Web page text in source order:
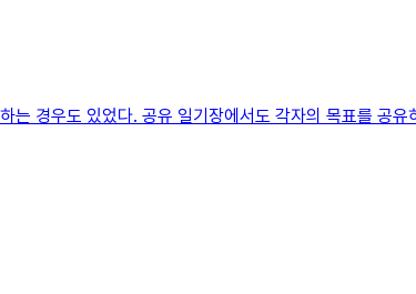
경우도 있었다. 공유 일기장에서도 각자의 목표를 공